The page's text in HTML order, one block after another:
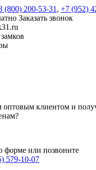
(800) 200-53-31 , +7 (952)
Заказать звонок
оптовым клиентом и
форме или позвоните
579-10-07